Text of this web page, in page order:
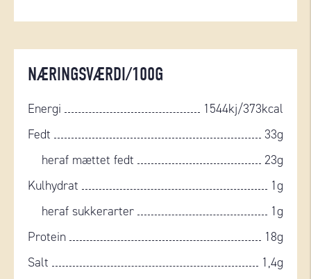
NÆRINGSVÆRDI/100G
Energi
1544kj/373kcal
Fedt
33g
heraf mættet fedt
23g
Kulhydrat
1g
heraf sukkerarter
1g
Protein
18g
Salt
1,4g